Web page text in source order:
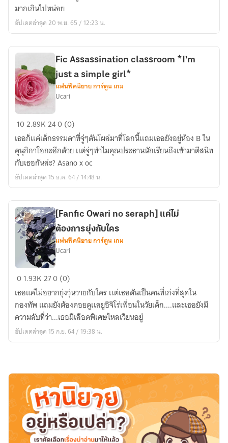
[Todoroki
Shoto
x
BlackLight
มากเกินไปหน่อย
อัปเดตล่าสุด 20 พ.ย. 65 / 12:23 น.
Fic
Assassination
classroom
*I’m
just
a
girl*
Fic Assassination classroom *I’m
just a simple girl*
แฟนฟิคนิยาย การ์ตูน เกม
Ucari
102.89K240 (0)
เธอก็เเค่เด็กธรรมดาที่จู่ๆดันโผล่มาที่โลกนี้เเถมเธอยังอยู่ห้อง B ใน
คุนุกิกาโอกะอีกด้วย เเต่จู่ๆทำไมคุณประธานนักเรียนถึงเข้ามาตีสนิท
กับเธอกันล่ะ? Asano x oc
อัปเดตล่าสุด 15 ธ.ค. 64 / 14:48 น.
[Fanfic
Owari
no
seraph]
แค่
ไม่
กับ
ใคร
[Fanfic Owari no seraph] แค่ไม่
ต้องการยุ่งกับใคร
แฟนฟิคนิยาย การ์ตูน เกม
Ucari
01.93K270 (0)
เธอแค่ไม่อยากยุ่งวุ่นวายกับใคร เเต่เธอดันเป็นคนที่เก่งที่สุดใน
กองทัพ แถมยังต้องคอยดูเเลยูอิจิโร่เพื่อนในวัยเด็ก....และเธอยังมี
ความลับที่ว่า...เธอมีเลือดพิเศษไหลเวียนอยู่
อัปเดตล่าสุด 15 ก.ย. 64 / 19:38 น.